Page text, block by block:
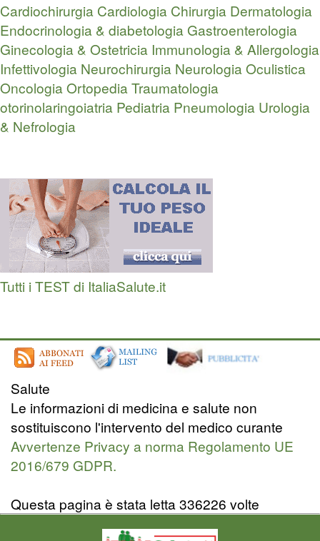
Cardiochirurgia Cardiologia Chirurgia Dermatologia
Endocrinologia & diabetologia Gastroenterologia
Ginecologia & Ostetricia Immunologia & Allergologia
Infettivologia Neurochirurgia NeurologiaOculistica
OncologiaOrtopedia Traumatologia
otorinolaringoiatria Pediatria Pneumologia Urologia
& Nefrologia
Tutti i TEST di ItaliaSalute.it
Salute
Le informazioni di medicina e salute non
sostituiscono l'intervento del medico curante
Avvertenze Privacy a norma Regolamento UE
2016/679 GDPR.
Questa pagina è stata letta 336226 volte